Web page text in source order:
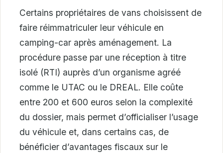
Certains propriétaires de vans choisissent de
faire réimmatriculer leur véhicule en
camping-car après aménagement. La
procédure passe par une réception à titre
isolé (RTI) auprès d’un organisme agréé
comme le UTAC ou le DREAL. Elle coûte
entre 200 et 600 euros selon la complexité
du dossier, mais permet d’officialiser l’usage
du véhicule et, dans certains cas, de
bénéficier d’avantages fiscaux sur le